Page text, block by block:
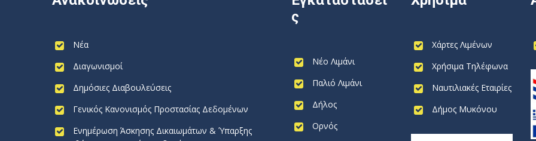
Νέα
Διαγωνισμοί
Δημόσιες Διαβουλεύσεις
Γενικός Κανονισμός Προστασίας Δεδομένων
Ενημέρωση Άσκησης Δικαιωμάτων & Ύπαρξης
ς
Νέο Λιμάνι
Παλιό Λιμάνι
Δήλος
Ορνός
Χάρτες Λιμένων
Χρήσιμα Τηλέφωνα
Ναυτιλιακές Εταιρίες
Δήμος Μυκόνου